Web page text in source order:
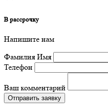
В рассрочку
Напишите нам
Фамилия Имя
Телефон
Ваш комментарий
Отправить заявку